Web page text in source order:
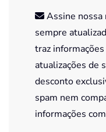
Assine
sempre
traz
atualizações de
desconto
spam nem
informações